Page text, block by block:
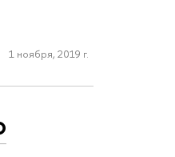
1 ноября, 2019 г.